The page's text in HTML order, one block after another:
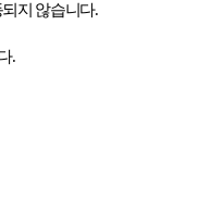
지 않습니다.
.